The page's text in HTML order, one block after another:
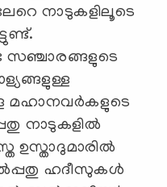
നാടുകളിലൂടെ
മഹാനവർകളുടെ
നാടുകളിൽ
ഉസ്താദുമാരിൽ
ഹദീസുകൾ